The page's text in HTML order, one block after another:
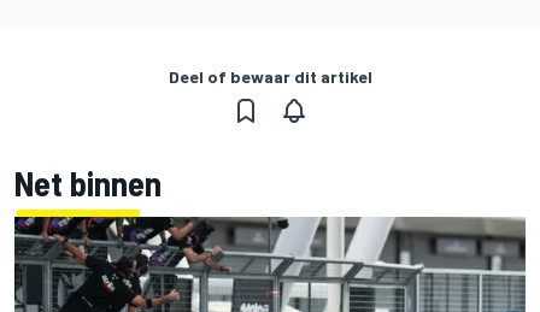
Deel of bewaar dit artikel
Net binnen